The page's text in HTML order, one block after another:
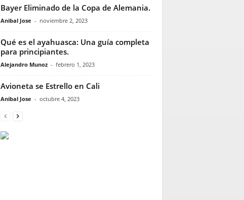
Bayer Eliminado de la Copa de Alemania.
Anibal Jose - noviembre 2, 2023
Qué es el ayahuasca: Una guía completa
para principiantes.
Alejandro Munoz - febrero 1, 2023
Avioneta se Estrello en Cali
Anibal Jose - octubre 4, 2023